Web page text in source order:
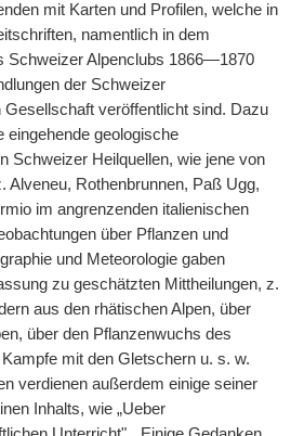
mit Karten und Profilen, welche in
namentlich in dem
Schweizer Alpenclubs 1866—1870
der Schweizer
Gesellschaft veröffentlicht sind. Dazu
eingehende geologische
Schweizer Heilquellen, wie jene von
Alveneu, Rothenbrunnen, Paß Ugg,
im angrenzenden italienischen
über Pflanzen und
und Meteorologie gaben
zu geschätzten Mittheilungen, z.
aus den rhätischen Alpen, über
über den Pflanzenwuchs des
mit den Gletschern u. s. w.
verdienen außerdem einige seiner
Inhalts, wie „Ueber